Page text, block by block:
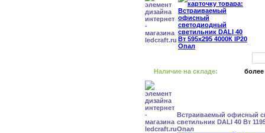
Наличие на складе: более
Встраиваемый офисный
светильник DALI 40 Вт
Опал